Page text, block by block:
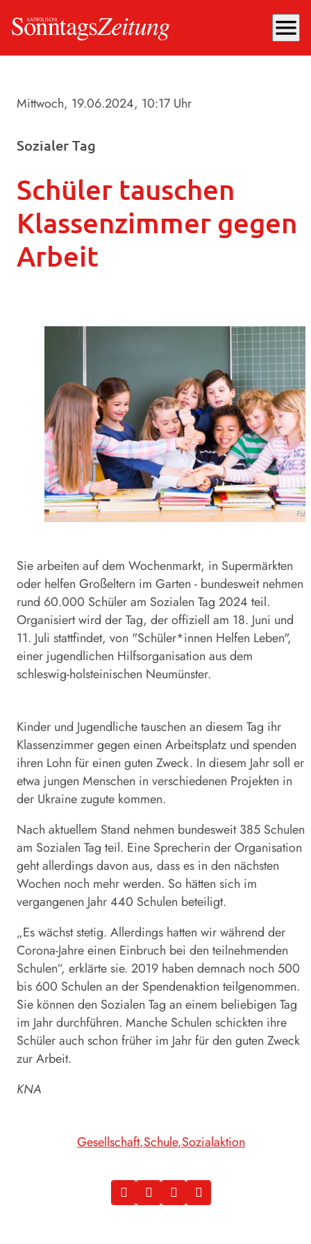
menu
Mittwoch, 19.06.2024, 10:17 Uhr
Sozialer Tag
Schüler tauschen
Klassenzimmer gegen
Arbeit
Sie arbeiten auf dem Wochenmarkt, in Supermärkten
oder helfen Großeltern im Garten - bundesweit nehmen
rund 60.000 Schüler am Sozialen Tag 2024 teil.
Organisiert wird der Tag, der offiziell am 18. Juni und
11. Juli stattfindet, von "Schüler*innen Helfen Leben",
einer jugendlichen Hilfsorganisation aus dem
schleswig-holsteinischen Neumünster.
Kinder und Jugendliche tauschen an diesem Tag ihr
Klassenzimmer gegen einen Arbeitsplatz und spenden
ihren Lohn für einen guten Zweck. In diesem Jahr soll er
etwa jungen Menschen in verschiedenen Projekten in
der Ukraine zugute kommen.
Nach aktuellem Stand nehmen bundesweit 385 Schulen
am Sozialen Tag teil. Eine Sprecherin der Organisation
geht allerdings davon aus, dass es in den nächsten
Wochen noch mehr werden. So hätten sich im
vergangenen Jahr 440 Schulen beteiligt.
„Es wächst stetig. Allerdings hatten wir während der
Corona-Jahre einen Einbruch bei den teilnehmenden
Schulen“, erklärte sie. 2019 haben demnach noch 500
bis 600 Schulen an der Spendenaktion teilgenommen.
Sie können den Sozialen Tag an einem beliebigen Tag
im Jahr durchführen. Manche Schulen schickten ihre
Schüler auch schon früher im Jahr für den guten Zweck
zur Arbeit.
KNA
Gesellschaft Schule Sozialaktion